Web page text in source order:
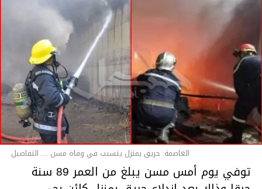
العاصمة: حريق بمنزل يتسبب في وفاة مسن ... التفاصيل
توفي يوم أمس مسن يبلغ من العمر 89 سنة